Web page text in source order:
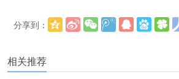
分享到：
相关推荐